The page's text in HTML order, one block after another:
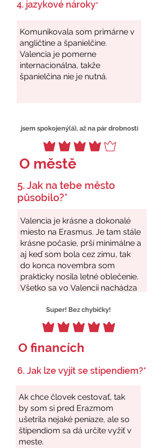
4. jazykové nároky*
jsem spokojený(á), až na pár drobností
O městě
5. Jak na tebe město
působilo?*
Super! Bez chybičky!
O financích
6. Jak lze vyjít se stipendiem?*